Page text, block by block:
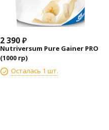
2 390₽
Nutriversum Pure Gainer PRO
(1000 гр)
Осталась 1 шт.